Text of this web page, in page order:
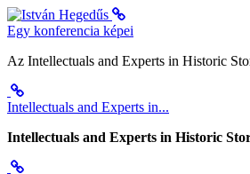
Egy konferencia képei
Az Intellectuals and Experts in Historic
Intellectuals and Experts in...
Intellectuals and Experts in Historic